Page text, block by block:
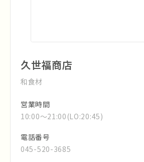
久世福商店
和食材
営業時間
10:00～21:00(LO:20:45)
電話番号
045-520-3685